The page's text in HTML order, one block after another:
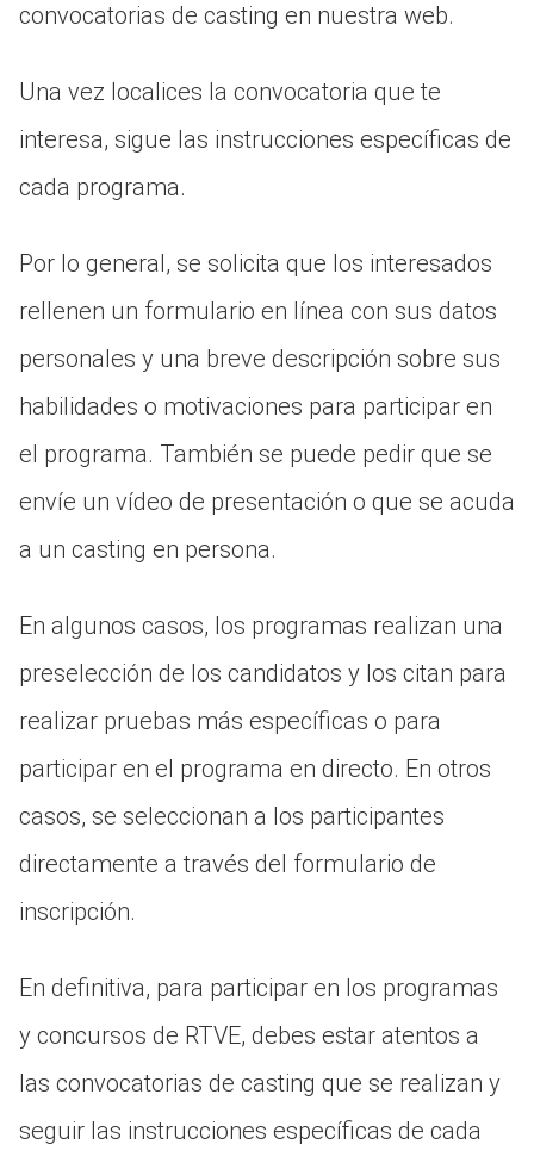
convocatorias de casting en nuestra web.
Una vez localices la convocatoria que te
interesa, sigue las instrucciones específicas de
cada programa.
Por lo general, se solicita que los interesados
rellenen un formulario en línea con sus datos
personales y una breve descripción sobre sus
habilidades o motivaciones para participar en
el programa. También se puede pedir que se
envíe un vídeo de presentación o que se acuda
a un casting en persona.
En algunos casos, los programas realizan una
preselección de los candidatos y los citan para
realizar pruebas más específicas o para
participar en el programa en directo. En otros
casos, se seleccionan a los participantes
directamente a través del formulario de
inscripción.
En definitiva, para participar en los programas
y concursos de RTVE, debes estar atentos a
las convocatorias de casting que se realizan y
seguir las instrucciones específicas de cada